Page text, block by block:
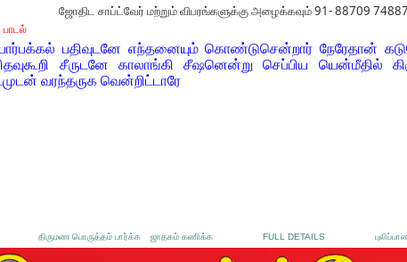
ஜோதிட சாப்ட்வேர் மற்றும் விபரங்களுக்கு அழைக்கவும் 91- 88709
பதிவுடனே எந்தனையும் கொண்டுசென்றார் நேரேதான்
சீருடனே காலாங்கி சீஷனென்று செப்பிய யென்மீதில்
வரந்தருக வென்றிட்டாரே
திருமண பொருத்தம் பார்க்க ஜாதகம் கணிக்க FULL DETAILS